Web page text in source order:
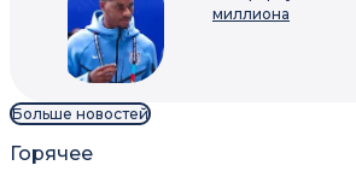
миллиона
Больше новостей
Горячее